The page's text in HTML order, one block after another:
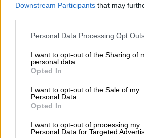
Downstream Participants that may
Please note that this website/app uses
not limited to your visit or usage
grant or deny consent to Google and its
use your data for below specified
consent section.
Personal Data Processing Opt
I want to opt-out of the Sharing of
personal data.
Opted In
I want to opt-out of the Sale of my
Personal Data.
Opted In
I want to opt-out of processing my
Personal Data for Targeted
Αυτό είναι ένας πολύ
πυρηνικών όπλων αυτών
οποίοι δεν είναι απαραίτητα
φωνάζουν «θάνατος στην
προειδοποίησε ο
Ισραήλκάνει εξαιρετική
αποτρέψει αυτό».
Ο Νετανιάχου μίλησε επίσης